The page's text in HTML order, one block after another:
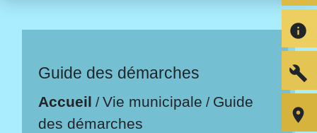
Guide des démarches
Accueil /Vie municipale / Guide
des démarches
info
build
room